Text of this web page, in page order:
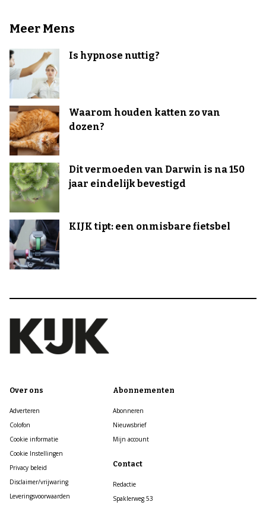
Meer Mens
Is hypnose nuttig?
Waarom houden katten zo van
dozen?
Dit vermoeden van Darwin is na 150
jaar eindelijk bevestigd
KIJK tipt: een onmisbare fietsbel
Over ons
Adverteren
Colofon
Cookie informatie
Cookie Instellingen
Privacy beleid
Disclaimer/vrijwaring
Leveringsvoorwaarden
Abonnementen
Abonneren
Nieuwsbrief
Mijn account
Contact
Redactie
Spaklerweg 53